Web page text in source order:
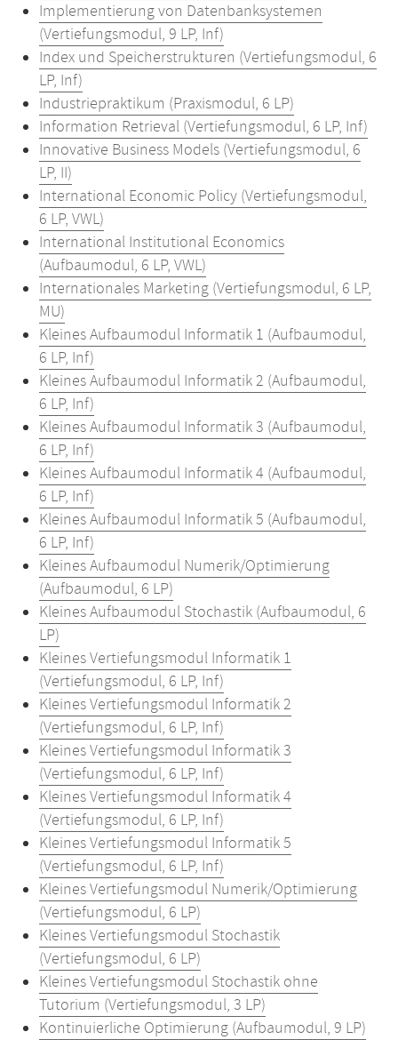
Implementierung von Datenbanksystemen
(Vertiefungsmodul, 9 LP, Inf)
Index und Speicherstrukturen (Vertiefungsmodul, 6
LP, Inf)
Industriepraktikum (Praxismodul, 6 LP)
Information Retrieval (Vertiefungsmodul, 6 LP, Inf)
Innovative Business Models (Vertiefungsmodul, 6
LP, II)
International Economic Policy (Vertiefungsmodul,
6 LP, VWL)
International Institutional Economics
(Aufbaumodul, 6 LP, VWL)
Internationales Marketing (Vertiefungsmodul, 6 LP,
MU)
Kleines Aufbaumodul Informatik 1 (Aufbaumodul,
6 LP, Inf)
Kleines Aufbaumodul Informatik 2 (Aufbaumodul,
6 LP, Inf)
Kleines Aufbaumodul Informatik 3 (Aufbaumodul,
6 LP, Inf)
Kleines Aufbaumodul Informatik 4 (Aufbaumodul,
6 LP, Inf)
Kleines Aufbaumodul Informatik 5 (Aufbaumodul,
6 LP, Inf)
Kleines Aufbaumodul Numerik/Optimierung
(Aufbaumodul, 6 LP)
Kleines Aufbaumodul Stochastik (Aufbaumodul, 6
LP)
Kleines Vertiefungsmodul Informatik 1
(Vertiefungsmodul, 6 LP, Inf)
Kleines Vertiefungsmodul Informatik 2
(Vertiefungsmodul, 6 LP, Inf)
Kleines Vertiefungsmodul Informatik 3
(Vertiefungsmodul, 6 LP, Inf)
Kleines Vertiefungsmodul Informatik 4
(Vertiefungsmodul, 6 LP, Inf)
Kleines Vertiefungsmodul Informatik 5
(Vertiefungsmodul, 6 LP, Inf)
Kleines Vertiefungsmodul Numerik/Optimierung
(Vertiefungsmodul, 6 LP)
Kleines Vertiefungsmodul Stochastik
(Vertiefungsmodul, 6 LP)
Kleines Vertiefungsmodul Stochastik ohne
Tutorium (Vertiefungsmodul, 3 LP)
Kontinuierliche Optimierung (Aufbaumodul, 9 LP)